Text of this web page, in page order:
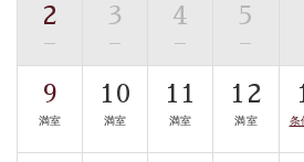
の効果が高い、極めて希有な源泉
るご入浴をお愉しみください。
■お座敷風呂（大浴場）
温泉の成分に合わせ、防菌防カビ
用。 足元が柔らかく、そして滑り
2
—
3
—
4
—
5
—
9
満室
10
満室
11
満室
12
満室
条